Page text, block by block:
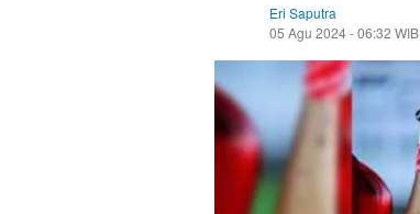
Eri Saputra
05 Agu 2024 - 06:32 WIB